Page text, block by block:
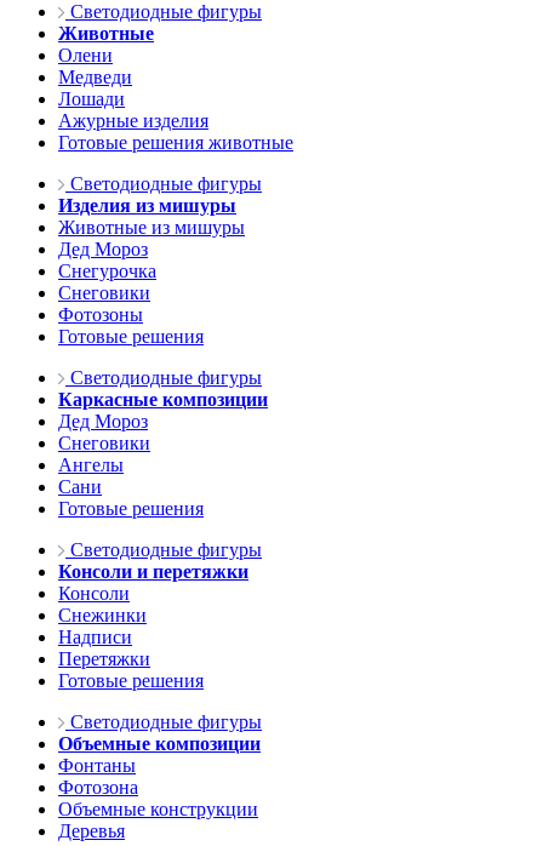
Светодиодные фигуры
Животные
Олени
Медведи
Лошади
Ажурные изделия
Готовые решения животные
Светодиодные фигуры
Изделия из мишуры
Животные из мишуры
Дед Мороз
Снегурочка
Снеговики
Фотозоны
Готовые решения
Светодиодные фигуры
Каркасные композиции
Дед Мороз
Снеговики
Ангелы
Сани
Готовые решения
Светодиодные фигуры
Консоли и перетяжки
Консоли
Снежинки
Надписи
Перетяжки
Готовые решения
Светодиодные фигуры
Объемные композиции
Фонтаны
Фотозона
Объемные конструкции
Деревья